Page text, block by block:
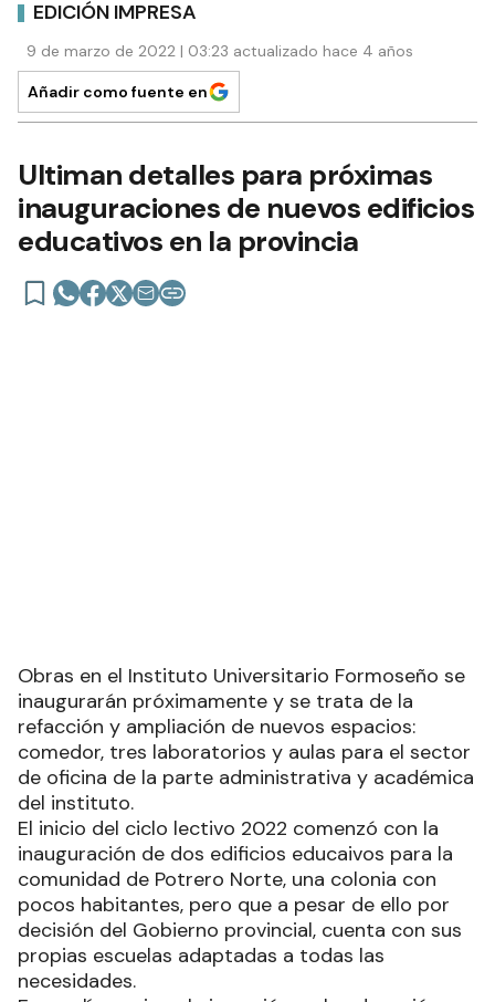
EDICIÓN IMPRESA
9 de marzo de 2022 | 03:23 actualizado hace 4 años
Añadir como fuente en
Ultiman detalles para próximas
inauguraciones de nuevos edificios
educativos en la provincia
Obras en el Instituto Universitario Formoseño se
inaugurarán próximamente y se trata de la
refacción y ampliación de nuevos espacios:
comedor, tres laboratorios y aulas para el sector
de oficina de la parte administrativa y académica
del instituto.
El inicio del ciclo lectivo 2022 comenzó con la
inauguración de dos edificios educaivos para la
comunidad de Potrero Norte, una colonia con
pocos habitantes, pero que a pesar de ello por
decisión del Gobierno provincial, cuenta con sus